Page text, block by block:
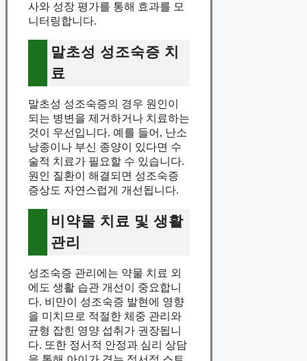
사와 성장 평가를 통해 효과를 모
니터링합니다.
말초성 성조숙증 치
료
말초성 성조숙증의 경우 원인이
되는 병변을 제거하거나 치료하는
것이 우선입니다. 예를 들어, 난소
낭종이나 부신 종양이 있다면 수
술적 치료가 필요할 수 있습니다.
원인 질환이 해결되면 성조숙증
증상도 자연스럽게 개선됩니다.
비약물 치료 및 생활
관리
성조숙증 관리에는 약물 치료 외
에도 생활 습관 개선이 중요합니
다. 비만이 성조숙증 발현에 영향
을 미치므로 적절한 체중 관리와
균형 잡힌 영양 섭취가 권장됩니
다. 또한 정서적 안정과 심리 상담